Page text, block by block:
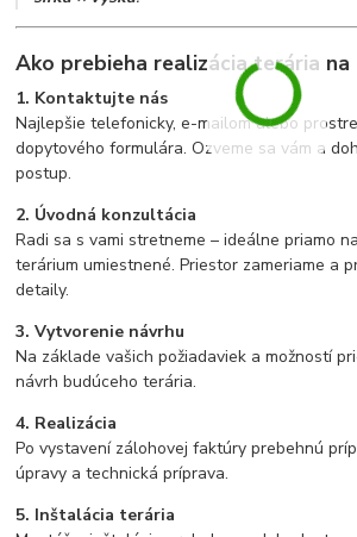
Ako prebieha realizácia terária na
1. Kontaktujte nás
Najlepšie telefonicky, e-mailom alebo
dopytového formulára. Ozveme sa vám a
postup.
2. Úvodná konzultácia
Radi sa s vami stretneme – ideálne priamo
terárium umiestnené. Priestor zameriame a
detaily.
3. Vytvorenie návrhu
Na základe vašich požiadaviek a možností
návrh budúceho terária.
4. Realizácia
Po vystavení zálohovej faktúry prebehnú
úpravy a technická príprava.
5. Inštalácia terária